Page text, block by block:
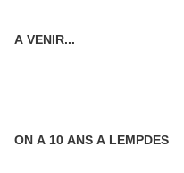
A VENIR...
ON A 10 ANS A LEMPDES